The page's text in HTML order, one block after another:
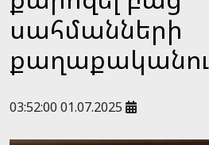
սահմանների
03:52:00 01.07.2025